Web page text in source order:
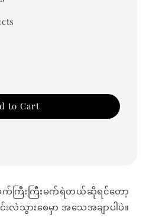
to Cart
ကြီးကြီးမက်ရဲတယ်ဆိုရင်တော့
လဲသွားစေမှာ အသေအချာပါပဲ။